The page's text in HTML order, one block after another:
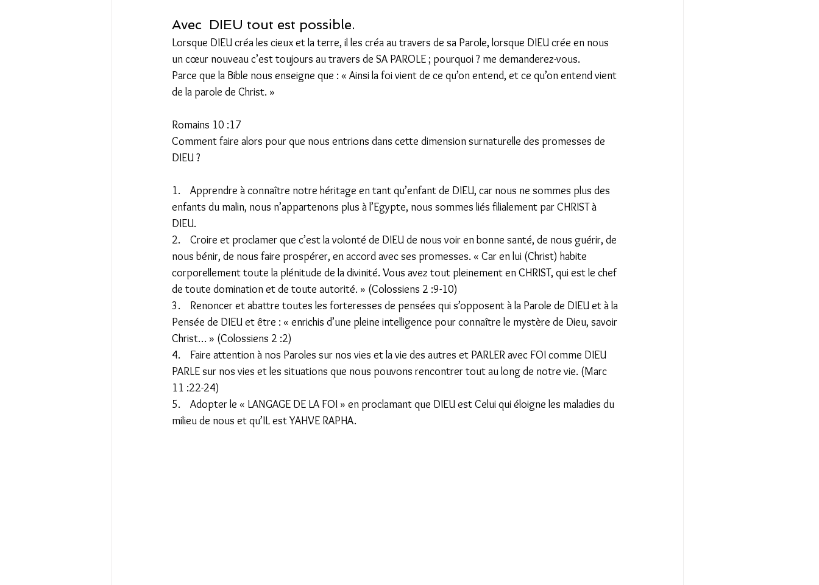
Avec  DIEU tout est possible.
Lorsque DIEU créa les cieux et la terre, il les créa au travers de sa Parole, lorsque DIEU crée en nous
un cœur nouveau c’est toujours au travers de SA PAROLE ; pourquoi ? me demanderez-vous.
Parce que la Bible nous enseigne que : « Ainsi la foi vient de ce qu’on entend, et ce qu’on entend vient
de la parole de Christ. »
Romains 10 :17
Comment faire alors pour que nous entrions dans cette dimension surnaturelle des promesses de
DIEU ?
1.    Apprendre à connaître notre héritage en tant qu’enfant de DIEU, car nous ne sommes plus des
enfants du malin, nous n’appartenons plus à l’Egypte, nous sommes liés filialement par CHRIST à
DIEU.
2.    Croire et proclamer que c’est la volonté de DIEU de nous voir en bonne santé, de nous guérir, de
nous bénir, de nous faire prospérer, en accord avec ses promesses. « Car en lui (Christ) habite
corporellement toute la plénitude de la divinité. Vous avez tout pleinement en CHRIST, qui est le chef
de toute domination et de toute autorité. » (Colossiens 2 :9-10)
3.    Renoncer et abattre toutes les forteresses de pensées qui s’opposent à la Parole de DIEU et à la
Pensée de DIEU et être : « enrichis d’une pleine intelligence pour connaître le mystère de Dieu, savoir
Christ… » (Colossiens 2 :2)
4.    Faire attention à nos Paroles sur nos vies et la vie des autres et PARLER avec FOI comme DIEU
PARLE sur nos vies et les situations que nous pouvons rencontrer tout au long de notre vie. (Marc
11 :22-24)
5.    Adopter le « LANGAGE DE LA FOI » en proclamant que DIEU est Celui qui éloigne les maladies du
milieu de nous et qu’IL est YAHVE RAPHA.